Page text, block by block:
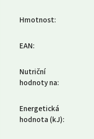
Hmotnost:
EAN:
Nutriční
hodnoty na:
Energetická
hodnota (kJ):